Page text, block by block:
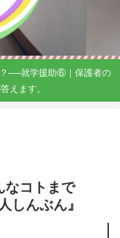
？──就学援助⑥｜保護者の
えます。
なコトまで
しんぶん』